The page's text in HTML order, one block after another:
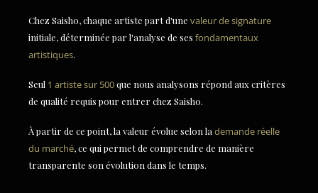
Chez Saisho, chaque artiste part d'une valeur de signature
initiale, déterminée par l'analyse de ses fondamentaux
artistiques.
Seul 1 artiste sur 500que nous analysons répond aux critères
de qualité requis pour entrer chez Saisho.
À partir de ce point, la valeur évolue selon la demande réelle
du marché, ce qui permet de comprendre de manière
transparente son évolution dans le temps.